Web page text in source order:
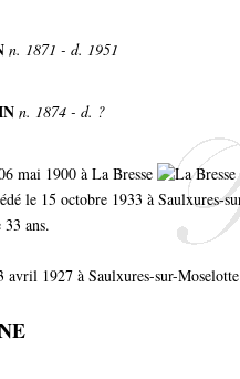
n. 1871 - d. 1951
n. 1874 - d. ?
mai 1900 à La Bresse
le 15 octobre 1933 à Saulxures-
33 ans.
avril 1927 à Saulxures-sur-